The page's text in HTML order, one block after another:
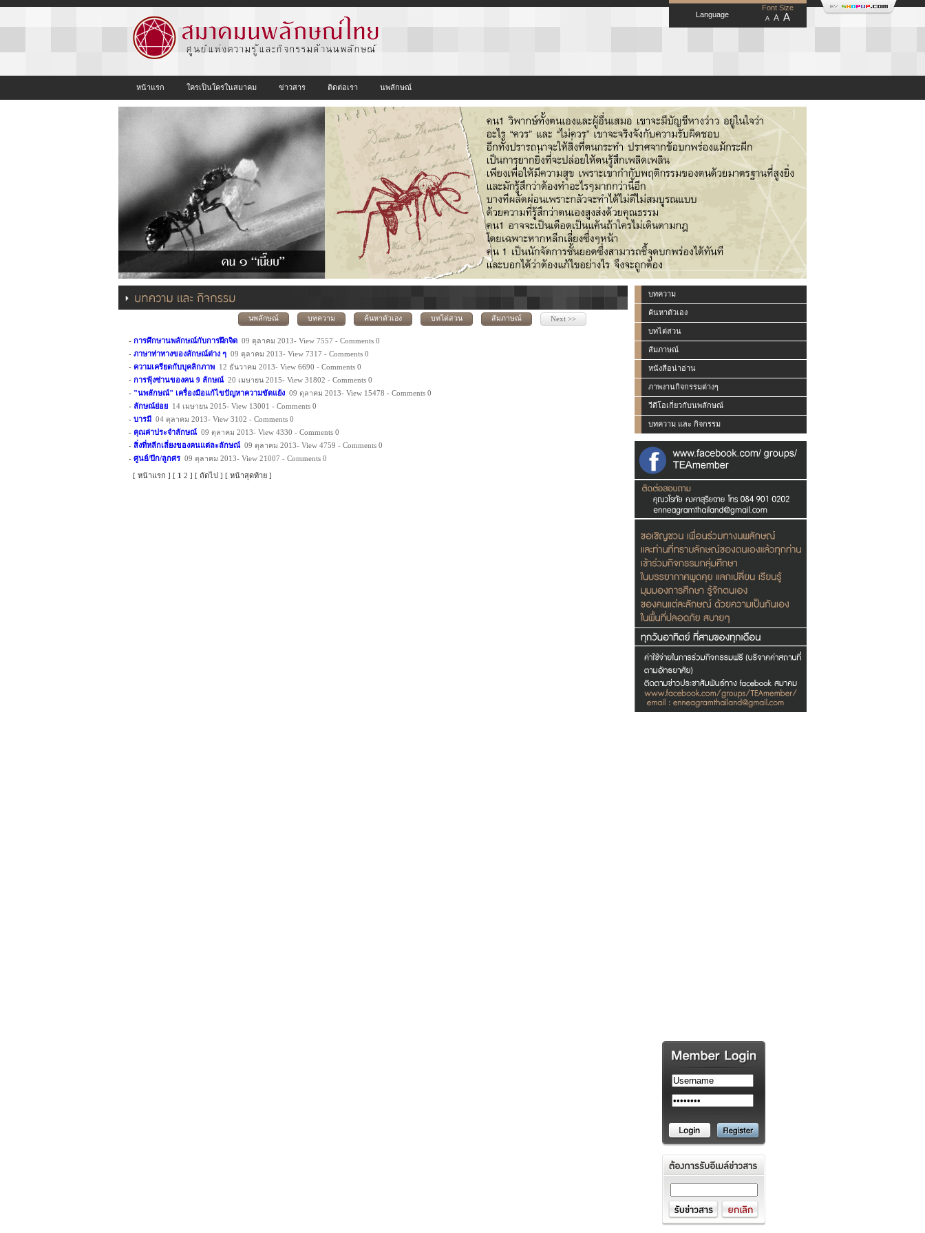
Language
Font Size
A A A
หน้าแรก ใครเป็นใครในสมาคม ข่าวสาร ติดต่อเรา นพลักษณ์
นพลักษณ์ บทความ ค้นหาตัวเอง บทไต่สวน สัมภาษณ์ Next >>
- การศึกษานพลักษณ์กับการฝึกจิต 09 ตุลาคม 2013- View 7557 - Comments 0
- ภาษาท่าทางของลักษณ์ต่าง ๆ 09 ตุลาคม 2013- View 7317 - Comments 0
- ความเครียดกับบุคลิกภาพ 12 ธันวาคม 2013- View 6690 - Comments 0
- การฟุ้งซ่านของคน 9 ลักษณ์ 20 เมษายน 2015- View 31802 - Comments 0
- "นพลักษณ์" เครื่องมือแก้ไขปัญหาความขัดแย้ง 09 ตุลาคม 2013- View 15478 - Comments 0
- ลักษณ์ย่อย 14 เมษายน 2015- View 13001 - Comments 0
- บารมี 04 ตุลาคม 2013- View 3102 - Comments 0
- คุณค่าประจำลักษณ์ 09 ตุลาคม 2013- View 4330 - Comments 0
- สิ่งที่หลีกเลี่ยงของคนแต่ละลักษณ์ 09 ตุลาคม 2013- View 4759 - Comments 0
- ศูนย์/ปีก/ลูกศร 09 ตุลาคม 2013- View 21007 - Comments 0
[ หน้าแรก ] [ 1 2 ] [ ถัดไป ] [ หน้าสุดท้าย ]
บทความ
ค้นหาตัวเอง
บทไต่สวน
สัมภาษณ์
หนังสือน่าอ่าน
ภาพงานกิจกรรมต่างๆ
วีดีโอเกี่ยวกับนพลักษณ์
บทความ และ กิจกรรม